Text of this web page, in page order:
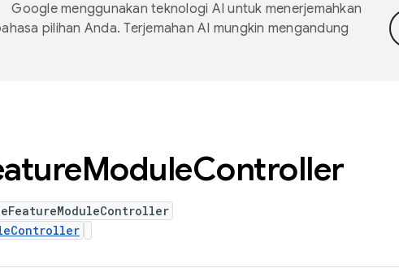
Google menggunakan teknologi AI untuk menerjemahkan
pilihan Anda. Terjemahan AI mungkin mengandung
ModuleController